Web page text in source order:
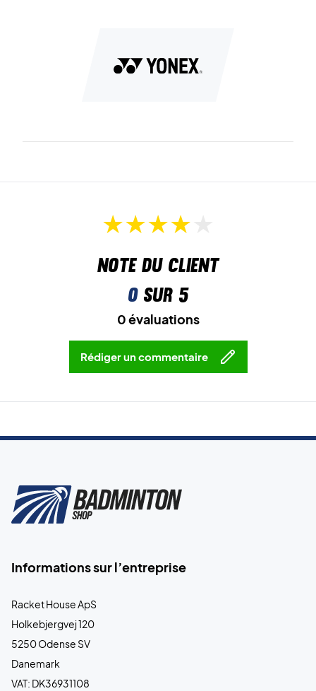
Note du client
0sur 5
0 évaluations
Rédiger un commentaire
Informations sur l’entreprise
Racket House ApS
Holkebjergvej 120
5250 Odense SV
Danemark
VAT: DK36931108